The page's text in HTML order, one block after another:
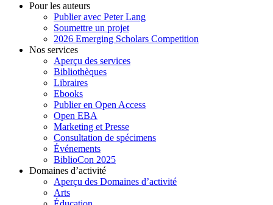
Pour les auteurs
Publier avec Peter Lang
Soumettre un projet
2026 Emerging Scholars Competition
Nos services
Aperçu des services
Bibliothèques
Libraires
Ebooks
Publier en Open Access
Open EBA
Marketing et Presse
Consultation de spécimens
Événements
BiblioCon 2025
Domaines d’activité
Aperçu des Domaines d’activité
Arts